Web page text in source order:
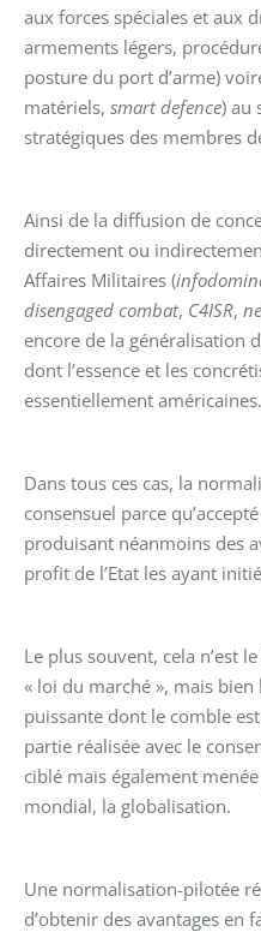
aux forces spéciales et aux
armements légers,
posture du port d’arme)
matériels, smart defence) au
stratégiques des membres
Ainsi de la diffusion de
directement ou
Affaires Militaires (
disengaged combat, C4ISR,
encore de la généralisation
dont l’essence et les
essentiellement américaines.
Dans tous ces cas, la
consensuel parce
produisant néanmoins des
profit de l’Etat les ayant
Le plus souvent, cela n’est
« loi du marché », mais bien
puissante dont le comble
partie réalisée avec le
ciblé mais également
mondial, la globalisation.
Une normalisation-pilotée
d’obtenir des avantages